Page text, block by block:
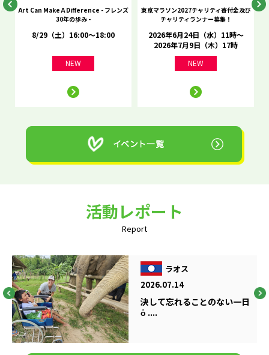
Art Can Make A Difference - フレンズ
30年の歩み -
8/29（土）16:00～18:00
NEW
東京マラソン2027チャリティ寄付金及び
チャリティランナー募集！
2026年6月24日（水）11時～
2026年7月9日（木）17時
NEW
活動レポート
Report
ラオス
2026.07.14
決して忘れることのない一日
ὁ ....